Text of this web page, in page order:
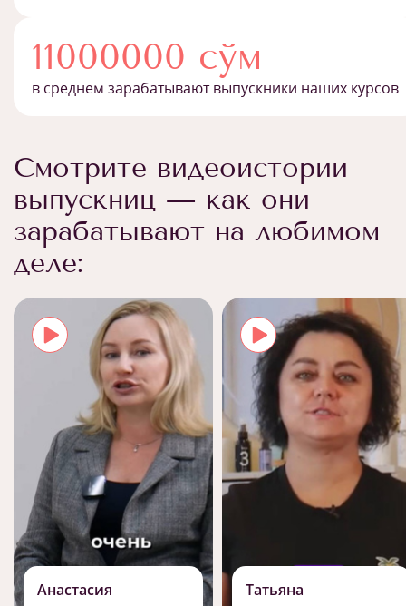
11000000 сўм
в среднем зарабатывают выпускники наших курсов
Смотрите видеоистории
выпускниц — как они
зарабатывают на любимом
деле:
Анастасия Татьяна